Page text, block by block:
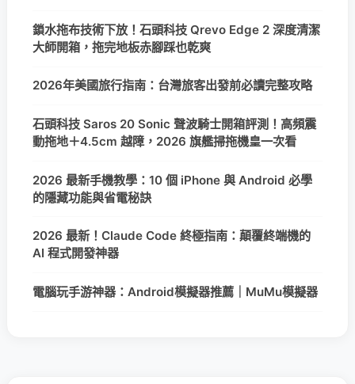
鎖水拖布技術下放！石頭科技 Qrevo Edge 2 深度清潔
大師開箱，拖完地板赤腳踩也乾爽
2026年美國旅行指南：台灣旅客出發前必讀完整攻略
石頭科技 Saros 20 Sonic 聲波騎士開箱評測！高頻震
動拖地＋4.5cm 越障，2026 旗艦掃拖機皇一次看
2026 最新手機教學：10 個 iPhone 與 Android 必學
的隱藏功能與省電秘訣
2026 最新！Claude Code 終極指南：顛覆終端機的
AI 程式開發神器
電腦玩手游神器：Android模擬器推薦｜MuMu模擬器